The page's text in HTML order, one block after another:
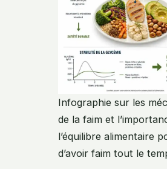
Infographie sur les
de la faim et
l’équilibre alimentaire
d’avoir faim tout le